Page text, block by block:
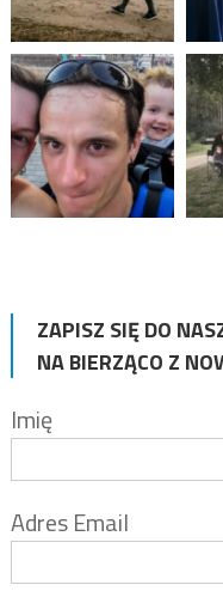
ZAPISZ SIĘ DO
NA BIERZĄCO Z
Imię
Adres Email